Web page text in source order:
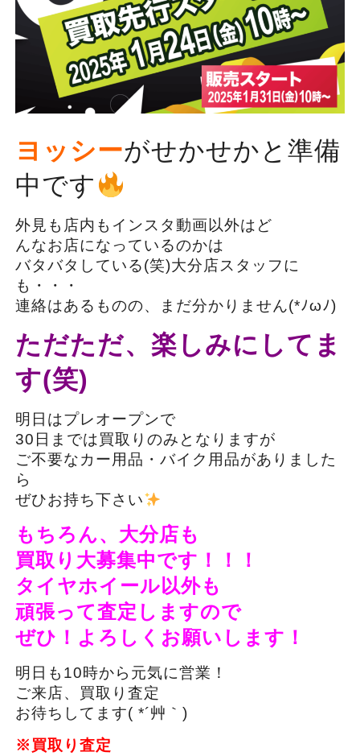
ヨッシーがせかせかと準備
中です
外見も店内もインスタ動画以外はど
んなお店になっているのかは
バタバタしている(笑)大分店スタッフに
も・・・
連絡はあるものの、まだ分かりません(*ﾉωﾉ)
ただただ、楽しみにしてま
す(笑)
明日はプレオープンで
30日までは買取りのみとなりますが
ご不要なカー用品・バイク用品がありました
ら
ぜひお持ち下さい
もちろん、大分店も
買取り大募集中です！！！
タイヤホイール以外も
頑張って査定しますので
ぜひ！よろしくお願いします！
明日も10時から元気に営業！
ご来店、買取り査定
お待ちしてます( *´艸｀)
※ 買取り査定